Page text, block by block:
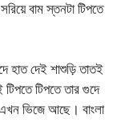
বাম স্তনটা টিপতে
হাত দেই শাশুড়ি তাতই
টিপতে তার গুদে
এখন ভিজে আছে। বাংলা